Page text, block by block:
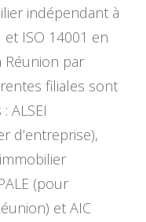
indépendant à
ISO 14001 en
Réunion par
filiales sont
ALSEI
d’entreprise),
(pour
et AIC